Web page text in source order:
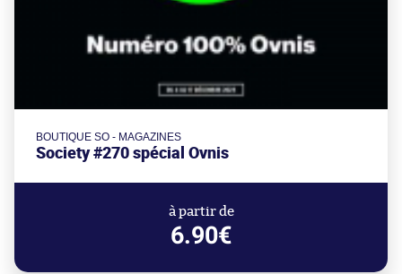
BOUTIQUE SO - MAGAZINES
Society #270 spécial Ovnis
à partir de
6.90€